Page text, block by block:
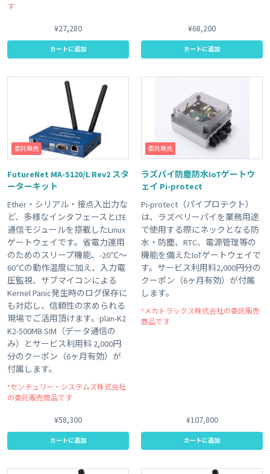
す
¥27,280
カートに追加
¥68,200
カートに追加
委託販売
FutureNet MA-S120/L Rev2 スタ
ーターキット
Ether・シリアル・接点入出力な
ど、多様なインタフェースとLTE
通信モジュールを搭載したLinux
ゲートウェイです。省電力運用
のためのスリープ機能、-20℃～
60℃の動作温度に加え、入力電
圧監視、サブマイコンによる
Kernel Panic発生時のログ保存に
も対応し、信頼性の求められる
現場でご活用頂けます。plan-K2
K2-500MB SIM（データ通信の
み）とサービス利用料 2,000円
分のクーポン（6ヶ月有効）が
付属します。
*センチュリー・システムズ株式会社
の委託販売商品です
¥58,300
カートに追加
委託販売
ラズパイ防塵防水IoTゲートウ
ェイ Pi-protect
Pi-protect（パイプロテクト）
は、ラズベリーパイを業務用途
で使用する際にネックとなる防
水・防塵、RTC、電源管理等の
機能を備えたIoTゲートウェイで
す。サービス利用料2,000円分の
クーポン（6ヶ月有効）が付属
します。
*メカトラックス株式会社の委託販売
商品です
¥107,800
カートに追加